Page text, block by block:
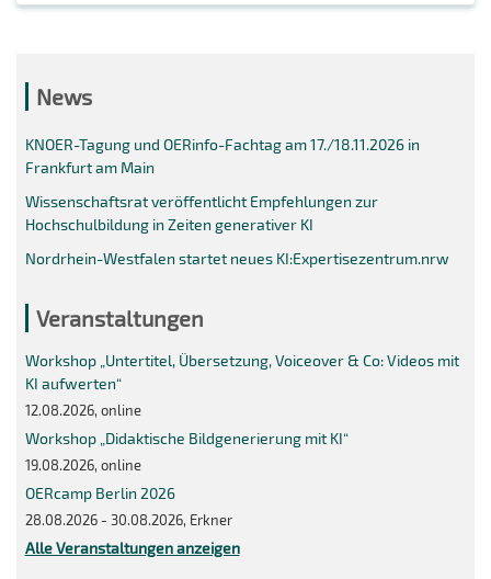
News
KNOER-Tagung und OERinfo-Fachtag am 17./18.11.2026 in
Frankfurt am Main
Wissenschaftsrat veröffentlicht Empfehlungen zur
Hochschulbildung in Zeiten generativer KI
Nordrhein-Westfalen startet neues KI:Expertisezentrum.nrw
Veranstaltungen
Workshop „Untertitel, Übersetzung, Voiceover & Co: Videos mit
KI aufwerten“
12.08.2026, online
Workshop „Didaktische Bildgenerierung mit KI“
19.08.2026, online
OERcamp Berlin 2026
28.08.2026 - 30.08.2026, Erkner
Alle Veranstaltungen anzeigen